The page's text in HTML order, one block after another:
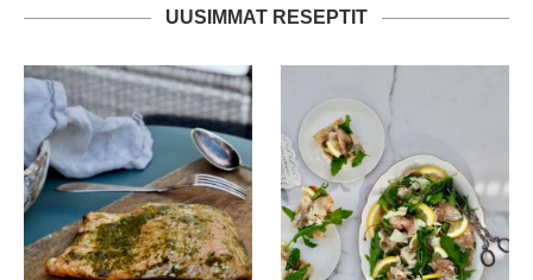
UUSIMMAT RESEPTIT